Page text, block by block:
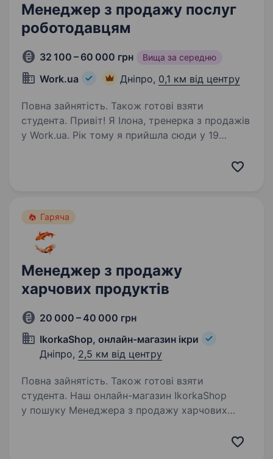
Менеджер з продажу послуг
роботодавцям
32 100 – 60 000 грн Вища за середню
Work.ua Дніпро, 0,1 км від центру
Повна зайнятість. Також готові взяти
студента. Привіт! Я Ілона, тренерка з продажів
у Work.ua. Рік тому я прийшла сюди у 19
впевненості, що це моя сфера. Але вирішила
Гаряча
Менеджер з продажу
харчових продуктів
20 000 – 40 000 грн
IkorkaShop, онлайн-магазин ікри
Дніпро, 2,5 км від центру
Повна зайнятість. Також готові взяти
студента. Наш онлайн-магазин IkorkaShop
у пошуку Менеджера з продажу харчових
Локація: Дніпро, ТЦ «Вавілон» (Лівий берег —